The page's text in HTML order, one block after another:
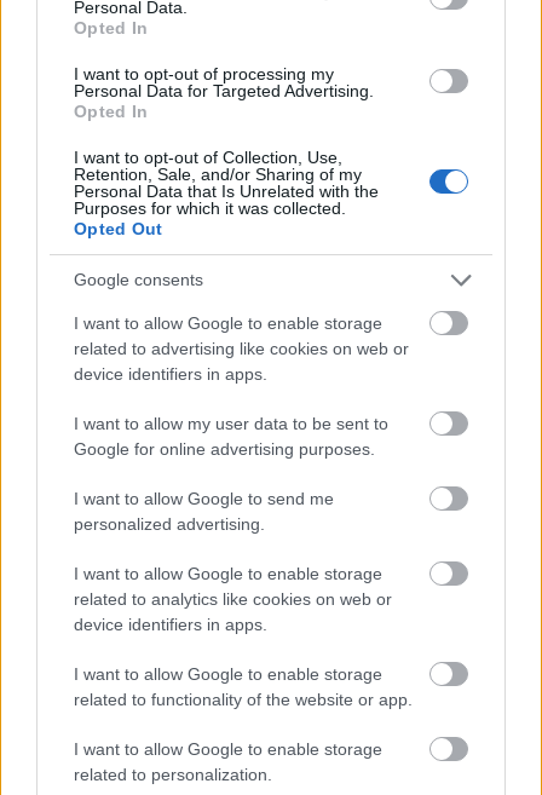
Personal Data.
Opted In
I want to opt-out of processing my
Personal Data for Targeted Advertising.
Opted In
I want to opt-out of Collection, Use,
Retention, Sale, and/or Sharing of my
Personal Data that Is Unrelated with the
Purposes for which it was collected.
Opted Out
Google consents
I want to allow Google to enable storage
related to advertising like cookies on web or
device identifiers in apps.
I want to allow my user data to be sent to
Google for online advertising purposes.
I want to allow Google to send me
personalized advertising.
I want to allow Google to enable storage
related to analytics like cookies on web or
device identifiers in apps.
I want to allow Google to enable storage
related to functionality of the website or app.
I want to allow Google to enable storage
related to personalization.
Verdurinné I.:Sztárek Andrea
Verdurinné II.:
Verdurin:Barabás Botond
Dr. Cottard:Quintus Konrád
Vinteuil kisasszony:
Albertine:Danis Lídiam.v.
Andrée I.:Melkvi Bea
Andrée II.:Hatvani Margit
de Villeparisis-né:Gombos Judit
Robert de Saint-Loup:
Jupien II.:Jancsó Péter m.v.
Norpois:Molnár László
Menedzser:Czapkó Antal
Brichot:Horváth Gábor
Dr. Cottard-né:Csányi Erika
Morel:Szabó Máté
Nápoly királynője:Peller Anna
Tárnai Attila
m.v.
Hercegek, bárók, fiúk a bordélyban:
Eller Gusztáv, Kárpát Attila, Kása Kelemen,
Széchenyi Krisztián
Csontos Marika, Nagy Emese, Nagy Lívia, Palcsó
Nóra, Siklós Edina
Díszlettervező:Szikora János
Jelmeztervező:Zoób Katim.v.